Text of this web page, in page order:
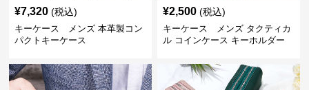
¥7,320 (税込)
キーケース メンズ 本革製コン
パクトキーケース
¥2,500 (税込)
キーケース メンズ タクティカ
ル コインケース キーホルダー